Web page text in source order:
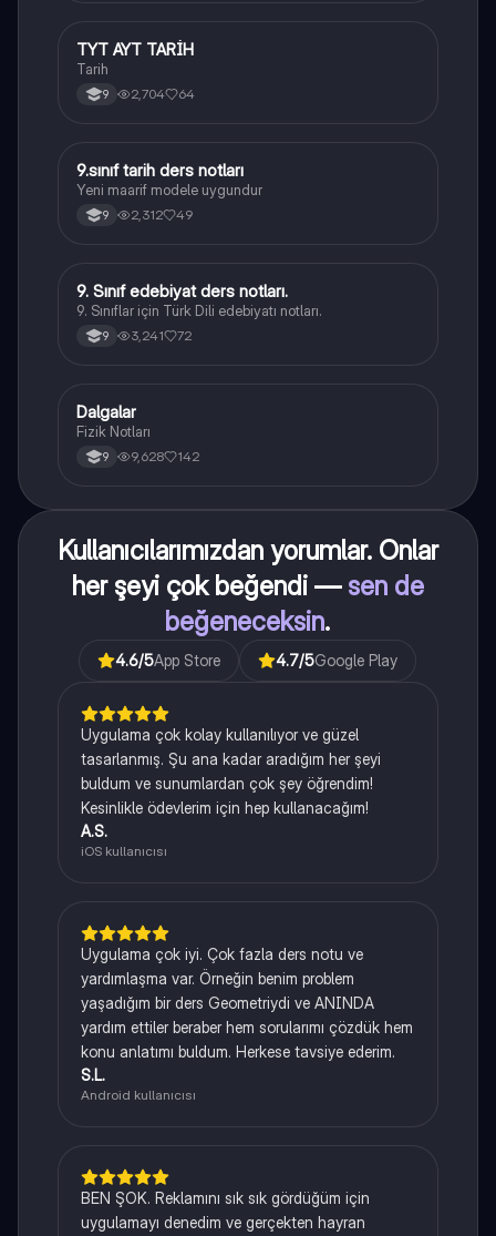
Tarih
TYT AYT TARİH
Tarih
9 2,704 64
Tarih
9.sınıf tarih ders notları
Yeni maarif modele uygundur
9 2,312 49
Türk Dili ve Edebiyatı
9. Sınıf edebiyat ders notları.
9. Sınıflar için Türk Dili edebiyatı notları.
9 3,241 72
Fizik
Dalgalar
Fizik Notları
9 9,628 142
Kullanıcılarımızdan yorumlar. Onlar
her şeyi çok beğendi — sen de
beğeneceksin.
4.6/5App Store 4.7/5Google Play
Uygulama çok kolay kullanılıyor ve güzel
tasarlanmış. Şu ana kadar aradığım her şeyi
buldum ve sunumlardan çok şey öğrendim!
Kesinlikle ödevlerim için hep kullanacağım!
A.S.
iOS kullanıcısı
Uygulama çok iyi. Çok fazla ders notu ve
yardımlaşma var. Örneğin benim problem
yaşadığım bir ders Geometriydi ve ANINDA
yardım ettiler beraber hem sorularımı çözdük hem
konu anlatımı buldum. Herkese tavsiye ederim.
S.L.
Android kullanıcısı
BEN ŞOK. Reklamını sık sık gördüğüm için
uygulamayı denedim ve gerçekten hayran